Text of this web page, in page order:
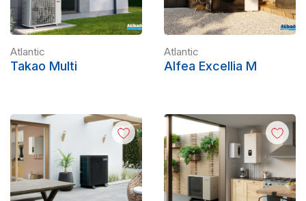
Atlantic
Takao Multi
Atlantic
Alfea Excellia M